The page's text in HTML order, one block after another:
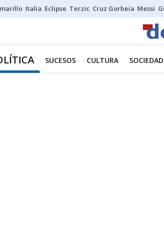
Italia Eclipse Terzic Cruz Gorbeia Messi
SUCESOS CULTURA SOCIEDAD